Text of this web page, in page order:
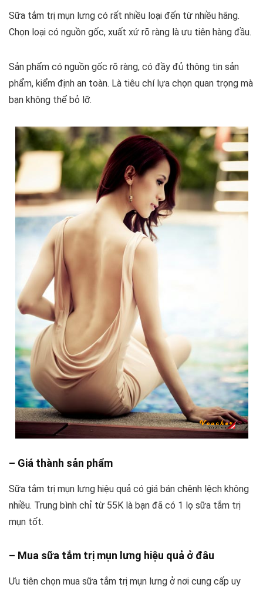
Sữa tắm trị mụn lưng có rất nhiều loại đến từ nhiều hãng.
Chọn loại có nguồn gốc, xuất xứ rõ ràng là ưu tiên hàng đầu.
Sản phẩm có nguồn gốc rõ ràng, có đầy đủ thông tin sản
phẩm, kiểm định an toàn. Là tiêu chí lựa chọn quan trọng mà
bạn không thể bỏ lỡ.
– Giá thành sản phẩm
Sữa tắm trị mụn lưng hiệu quả có giá bán chênh lệch không
nhiều. Trung bình chỉ từ 55K là bạn đã có 1 lọ sữa tắm trị
mụn tốt.
– Mua sữa tắm trị mụn lưng hiệu quả ở đâu
Ưu tiên chọn mua sữa tắm trị mụn lưng ở nơi cung cấp uy